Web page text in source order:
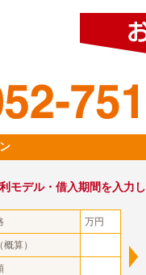
モデル・借入期間を入力
万円
算）